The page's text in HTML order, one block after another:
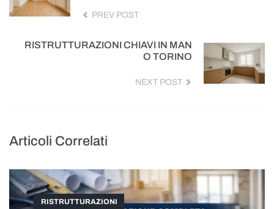
PREV POST
RISTRUTTURAZIONI CHIAVI IN MAN
O TORINO
NEXT POST
Articoli Correlati
RISTRUTTURAZIONI